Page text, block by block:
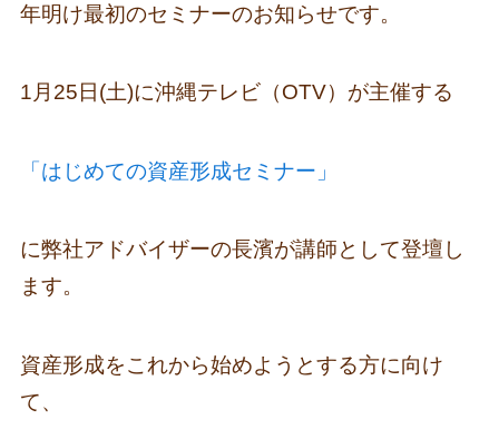
年明け最初のセミナーのお知らせです。
1月25日(土)に沖縄テレビ（OTV）が主催する
「はじめての資産形成セミナー」
に弊社アドバイザーの長濱が講師として登壇し
ます。
資産形成をこれから始めようとする方に向け
て、